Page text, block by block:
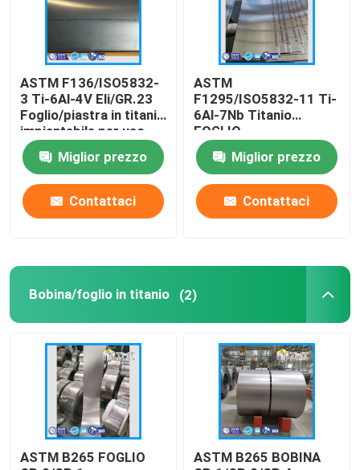
ASTM F136/ISO5832-
3 Ti-6Al-4V Eli/GR.23
Foglio/piastra in titanio
impiantabile per uso
medico
Miglior prezzo
Contattaci
ASTM
F1295/ISO5832-11 Ti-
6Al-7Nb Titanio
FOGLIO
Miglior prezzo
Contattaci
Bobina/foglio in titanio (2)
ASTM B265 FOGLIO
ASTM B265 BOBINA